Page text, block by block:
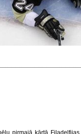
pirmajā kārtā Filadelfijas